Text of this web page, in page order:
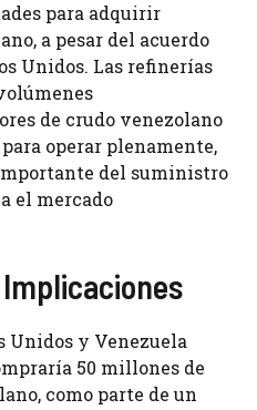
para adquirir
a pesar del acuerdo
Unidos. Las refinerías
de crudo venezolano
operar plenamente,
del suministro
el mercado
Unidos y Venezuela
50 millones de
como parte de un